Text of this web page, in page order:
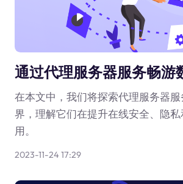
通过代理服务器服务畅游
在本文中，我们将探索代理服务器
界，理解它们在提升在线安全、隐
用。
2023-11-24 17:29